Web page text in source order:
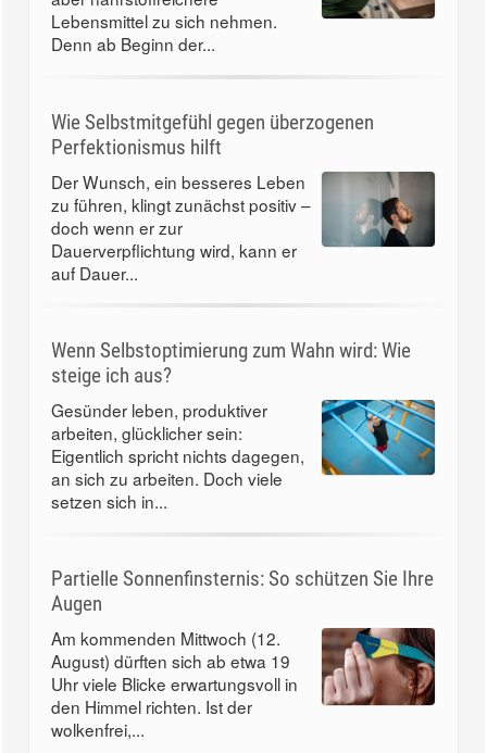
Lebensmittel zu sich nehmen.
Denn ab Beginn der...
Wie Selbstmitgefühl gegen überzogenen
Perfektionismus hilft
Der Wunsch, ein besseres Leben
zu führen, klingt zunächst positiv –
doch wenn er zur
Dauerverpflichtung wird, kann er
auf Dauer...
Wenn Selbstoptimierung zum Wahn wird: Wie
steige ich aus?
Gesünder leben, produktiver
arbeiten, glücklicher sein:
Eigentlich spricht nichts dagegen,
an sich zu arbeiten. Doch viele
setzen sich in...
Partielle Sonnenfinsternis: So schützen Sie Ihre
Augen
Am kommenden Mittwoch (12.
August) dürften sich ab etwa 19
Uhr viele Blicke erwartungsvoll in
den Himmel richten. Ist der
wolkenfrei,...